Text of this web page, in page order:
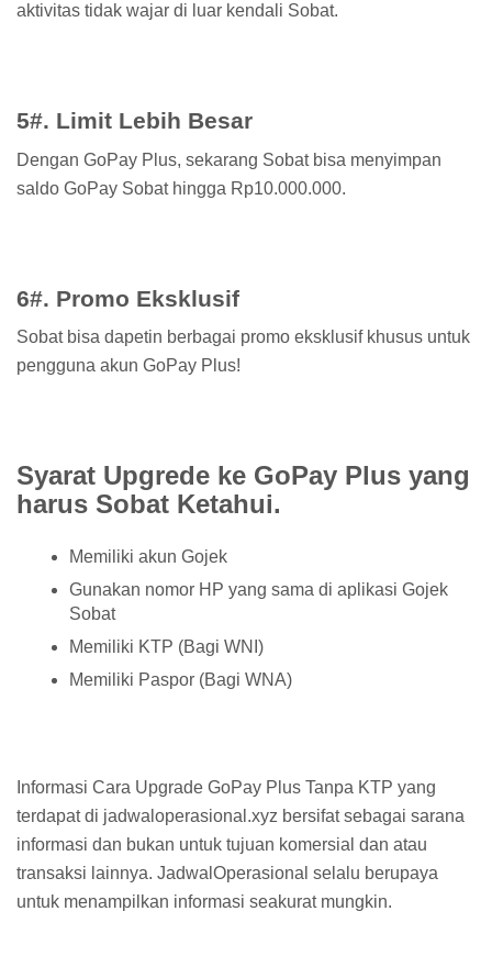
aktivitas tidak wajar di luar kendali Sobat.
5#. Limit Lebih Besar
Dengan GoPay Plus, sekarang Sobat bisa menyimpan
saldo GoPay Sobat hingga Rp10.000.000.
6#. Promo Eksklusif
Sobat bisa dapetin berbagai promo eksklusif khusus untuk
pengguna akun GoPay Plus!
Syarat Upgrede ke GoPay Plus yang
harus Sobat Ketahui.
Memiliki akun Gojek
Gunakan nomor HP yang sama di aplikasi Gojek
Sobat
Memiliki KTP (Bagi WNI)
Memiliki Paspor (Bagi WNA)
Informasi Cara Upgrade GoPay Plus Tanpa KTP yang
terdapat di jadwaloperasional.xyz bersifat sebagai sarana
informasi dan bukan untuk tujuan komersial dan atau
transaksi lainnya. JadwalOperasional selalu berupaya
untuk menampilkan informasi seakurat mungkin.